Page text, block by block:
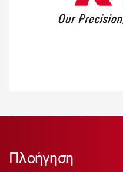
Πλοήγηση